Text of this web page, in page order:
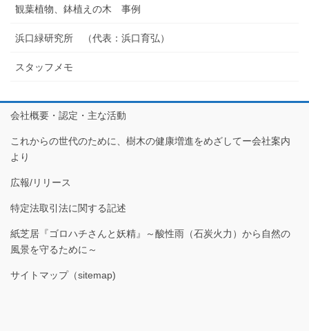
観葉植物、鉢植えの木 事例
浜口緑研究所 （代表：浜口育弘）
スタッフメモ
会社概要・認定・主な活動
これからの世代のために、樹木の健康増進をめざしてー会社案内
より
広報/リリース
特定法取引法に関する記述
紙芝居『ゴロハチさんと妖精』～酸性雨（石炭火力）から自然の
風景を守るために～
サイトマップ（sitemap)